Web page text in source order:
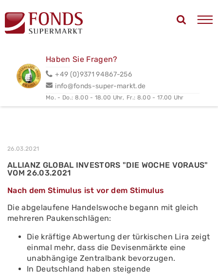
Haben Sie Fragen?
+49 (0)9371 94867-256
info@fonds-super-markt.de
Mo. - Do.: 8.00 - 18.00 Uhr, Fr.: 8.00 - 17.00 Uhr
26.03.2021
ALLIANZ GLOBAL INVESTORS "DIE WOCHE VORAUS"
VOM 26.03.2021
Nach dem Stimulus ist vor dem Stimulus
Die abgelaufene Handelswoche begann mit gleich
mehreren Paukenschlägen:
Die kräftige Abwertung der türkischen Lira zeigt
einmal mehr, dass die Devisenmärkte eine
unabhängige Zentralbank bevorzugen.
In Deutschland haben steigende